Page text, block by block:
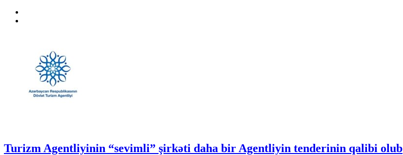
Turizm Agentliyinin “sevimli” şirkəti daha bir Agentliyin tenderinin qalibi olub